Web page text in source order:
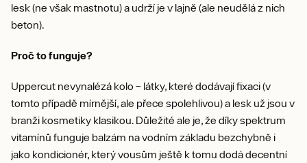
lesk (ne však mastnotu) a udrží je v lajně (ale neudělá z nich
beton).
Proč to funguje?
Uppercut nevynalézá kolo – látky, které dodávají fixaci (v
tomto případě mírnější, ale přece spolehlivou) a lesk už jsou v
branži kosmetiky klasikou. Důležité ale je, že díky spektrum
vitamínů funguje balzám na vodním základu bezchybně i
jako kondicionér, který vousům ještě k tomu dodá decentní